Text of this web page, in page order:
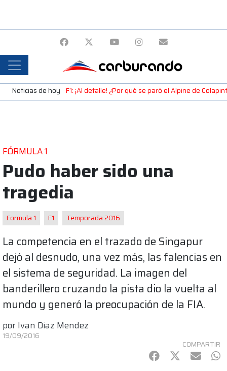
Noticias de hoy F1: ¡Al detalle! ¿Por qué se paró el Alpine de
FÓRMULA 1
Pudo haber sido una
tragedia
Formula 1 F1 Temporada 2016
La competencia en el trazado de Singapur
dejó al desnudo, una vez más, las falencias en
el sistema de seguridad. La imagen del
banderillero cruzando la pista dio la vuelta al
mundo y generó la preocupación de la FIA.
por Ivan Diaz Mendez
19/09/2016
COMPARTIR
Facebook
Twitter
mail